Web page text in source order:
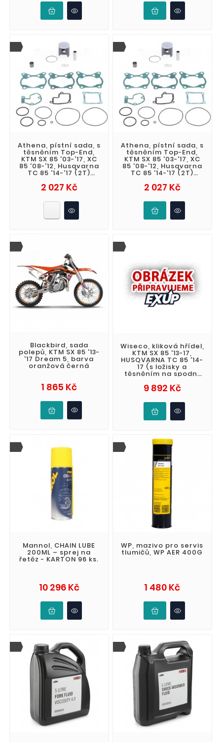
Athena, pístní sada, s
těsněním Top-End,
KTM SX 85 '03-'17, XC
85 '08-'12, Husqvarna
TC 85 '14-'17 (2T)
46,95mm)
2 027 KčCena
Athena, pístní sada, s
těsněním Top-End,
KTM SX 85 '03-'17, XC
85 '08-'12, Husqvarna
TC 85 '14-'17 (2T)
2 027 KčCena
Blackbird, sada
polepů, KTM SX 85 '13-
'17 Dream 5, barva
oranžová černá
1 865 KčCena
Wiseco, kliková hřídel,
KTM SX 85 '13-17,
HUSQVARNA TC 85 '14-
17 (s ložisky a
těsněním na spodní
9 892 KčCena
Mannol, CHAIN LUBE
200ML – sprej na
řetěz - KARTON 96 ks.
10 296 KčCena
WP, mazivo pro servis
tlumičů, WP AER 400G
1 480 KčCena